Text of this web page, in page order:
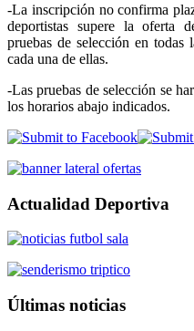
-La inscripción no confirma
deportistas supere la oferta
pruebas de selección en todas
cada una de ellas.
-Las pruebas de selección se
los horarios abajo indicados.
Actualidad Deportiva
Últimas noticias